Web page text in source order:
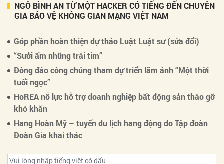
NGÔ BÌNH AN TỪ MỘT HACKER CÓ TIẾNG ĐẾN CHUYÊN
GIA BẢO VỆ KHÔNG GIAN MẠNG VIỆT NAM
Góp phần hoàn thiện dự thảo Luật Luật sư (sửa đổi)
“Sưởi ấm những trái tim”
Đông đảo công chúng tham dự triển lãm ảnh “Một thời
tuổi ngọc”
HoREA nỗ lực hỗ trợ doanh nghiệp bất động sản tháo gỡ
khó khăn
Hang Hoàn Mỹ – tuyến du lịch hang động do Tập đoàn
Đoàn Gia khai thác